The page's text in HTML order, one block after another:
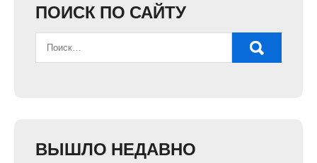
ПОИСК ПО САЙТУ
ВЫШЛО НЕДАВНО